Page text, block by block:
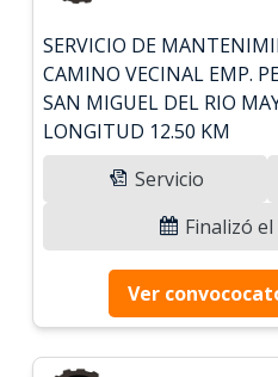
SERVICIO DE
CAMINO VECINAL EMP.
SAN MIGUEL DEL RIO
LONGITUD 12.50 KM
Servicio
Finalizó
Ver